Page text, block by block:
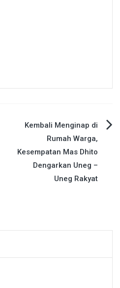
Kembali Menginap di
Rumah Warga,
Kesempatan Mas Dhito
Dengarkan Uneg –
Uneg Rakyat